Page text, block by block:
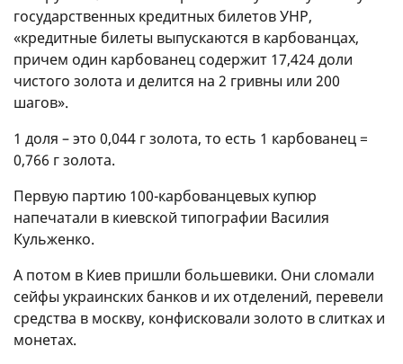
государственных кредитных билетов УНР,
«кредитные билеты выпускаются в карбованцах,
причем один карбованец содержит 17,424 доли
чистого золота и делится на 2 гривны или 200
шагов».
1 доля – это 0,044 г золота, то есть 1 карбованец =
0,766 г золота.
Первую партию 100-карбованцевых купюр
напечатали в киевской типографии Василия
Кульженко.
А потом в Киев пришли большевики. Они сломали
сейфы украинских банков и их отделений, перевели
средства в москву, конфисковали золото в слитках и
монетах.